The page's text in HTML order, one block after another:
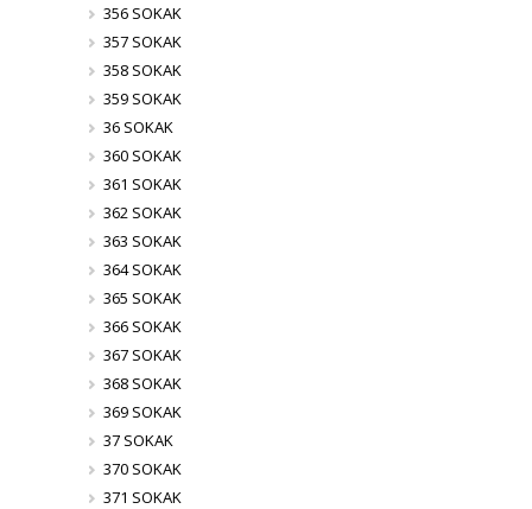
356 SOKAK
357 SOKAK
358 SOKAK
359 SOKAK
36 SOKAK
360 SOKAK
361 SOKAK
362 SOKAK
363 SOKAK
364 SOKAK
365 SOKAK
366 SOKAK
367 SOKAK
368 SOKAK
369 SOKAK
37 SOKAK
370 SOKAK
371 SOKAK